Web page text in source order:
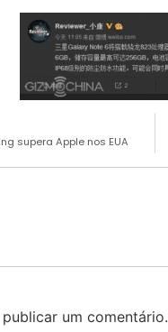
supera Apple nos EUA
um comentário.